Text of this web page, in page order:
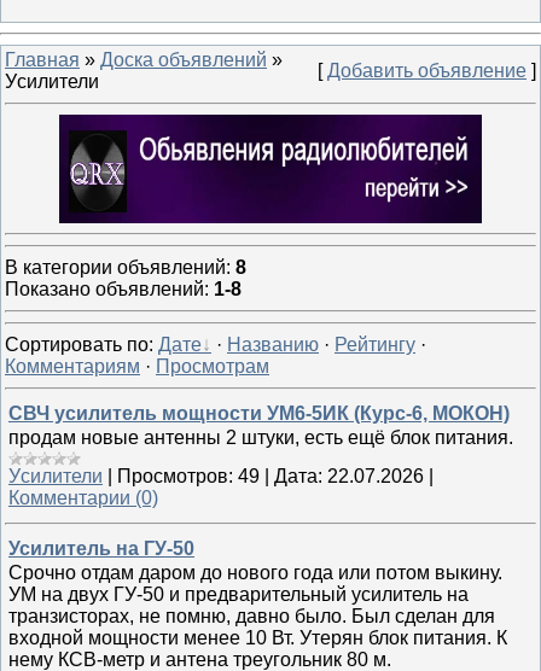
Главная » Доска объявлений »
Уcилители
[Добавить объявление ]
В категории объявлений: 8
Показано объявлений: 1-8
Сортировать по: Дате · Названию · Рейтингу ·
Комментариям · Просмотрам
СВЧ усилитель мощности УМ6-5ИК (Курс-6, МОКОН)
продам новые антенны 2 штуки, есть ещё блок питания.
Уcилители
Просмотров: 49 Дата: 22.07.2026
Комментарии (0)
Усилитель на ГУ-50
Срочно отдам даром до нового года или потом выкину.
УМ на двух ГУ-50 и предварительный усилитель на
транзисторах, не помню, давно было. Был сделан для
входной мощности менее 10 Вт. Утерян блок питания. К
нему КСВ-метр и антена треугольник 80 м.